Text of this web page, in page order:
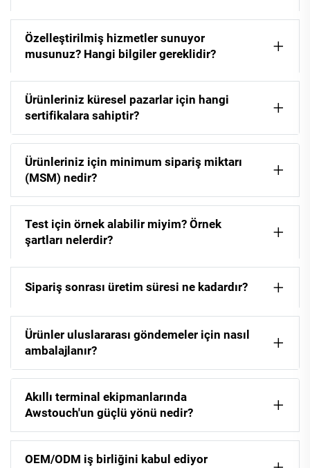
Özelleştirilmiş hizmetler sunuyor
musunuz? Hangi bilgiler gereklidir?
Ürünleriniz küresel pazarlar için hangi
sertifikalara sahiptir?
Ürünleriniz için minimum sipariş miktarı
(MSM) nedir?
Test için örnek alabilir miyim? Örnek
şartları nelerdir?
Sipariş sonrası üretim süresi ne kadardır?
Ürünler uluslararası göndemeler için nasıl
ambalajlanır?
Akıllı terminal ekipmanlarında
Awstouch'un güçlü yönü nedir?
OEM/ODM iş birliğini kabul ediyor